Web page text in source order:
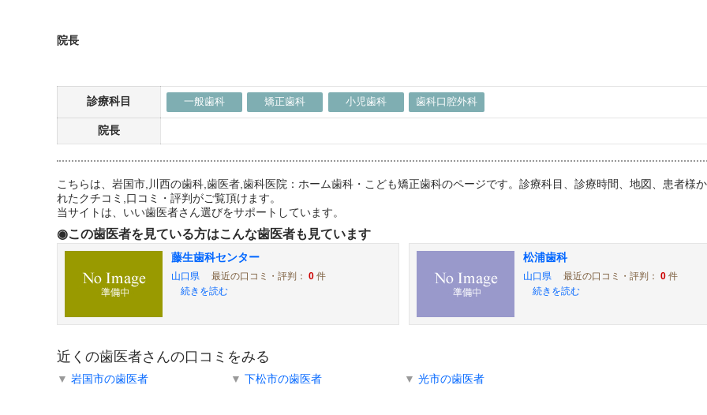
院長
診療科目 一般歯科 矯正歯科 小児歯科 歯科口腔外科
院長
こちらは、岩国市,川西の歯科,歯医者,歯科医院：ホーム歯科・こども矯正歯科のページです。診療科目、診療時間、地図、患者様
れたクチコミ,口コミ・評判がご覧頂けます。
当サイトは、いい歯医者さん選びをサポートしています。
◉この歯医者を見ている方はこんな歯医者も見ています
藤生歯科センター
山口県 最近の口コミ・評判： 0件
続きを読む
松浦歯科
山口県 最近の口コミ・評判： 0件
続きを読む
近くの歯医者さんの口コミをみる
▼ 岩国市の歯医者 ▼ 下松市の歯医者 ▼ 光市の歯医者